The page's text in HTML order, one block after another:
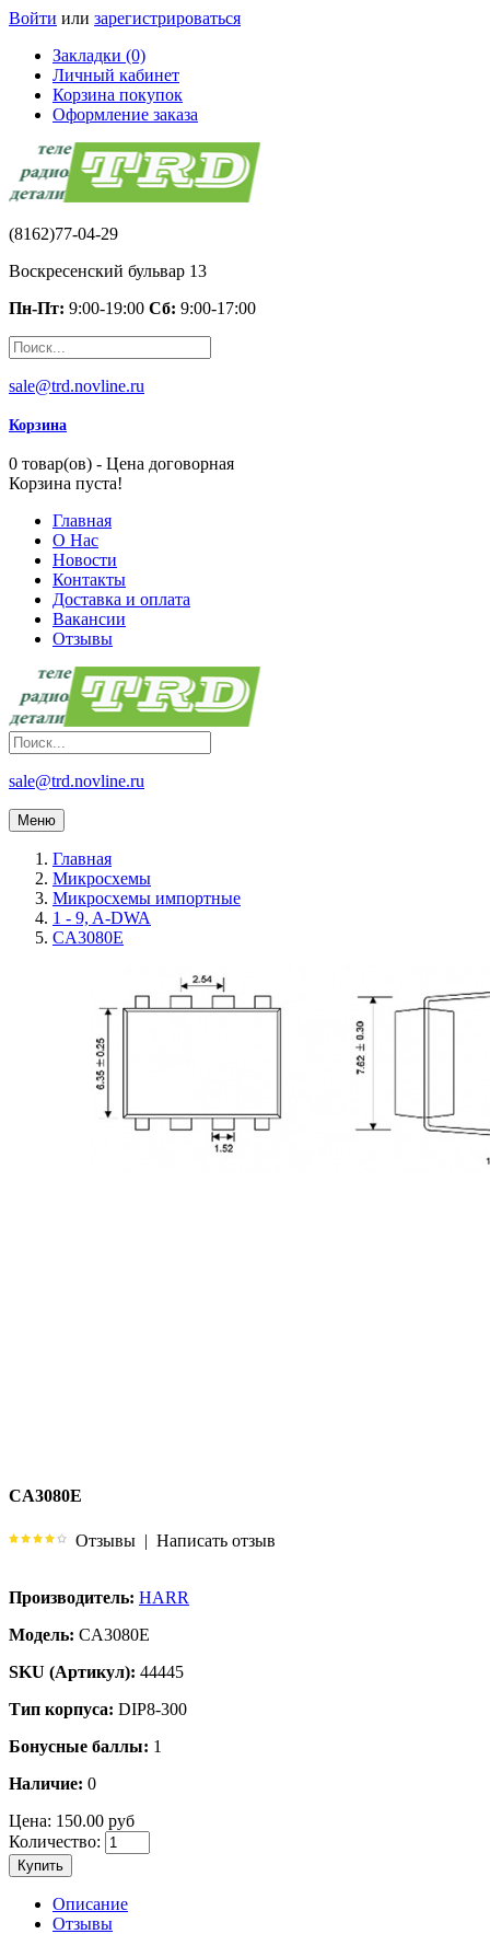
Войти или зарегистрироваться
Закладки (0)
Личный кабинет
Корзина покупок
Оформление заказа
(8162)77-04-29
Воскресенский бульвар 13
Пн-Пт: 9:00-19:00 Сб: 9:00-17:00
sale@trd.novline.ru
Корзина
0 товар(ов) - Цена договорная
Корзина пуста!
Главная
О Нас
Новости
Контакты
Доставка и оплата
Вакансии
Отзывы
sale@trd.novline.ru
Меню
Главная
Микросхемы
Микросхемы импортные
1 - 9, A-DWA
CA3080E
CA3080E
Отзывы | Написать отзыв
Производитель: HARR
Модель: CA3080E
SKU (Артикул): 44445
Тип корпуса: DIP8-300
Бонусные баллы: 1
Наличие: 0
Цена: 150.00 руб
Количество:
Купить
Описание
Отзывы